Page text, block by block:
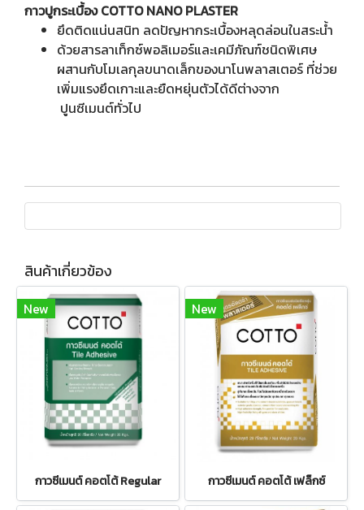
กาวปูกระเบื้อง COTTO NANO PLASTER
ยึดติดแน่นสนิท ลดปัญหากระเบื้องหลุดล่อนในสระน้ำ
ด้วยสารลาเท็กซ์พอลิเมอร์และเคมีภัณฑ์ชนิดพิเศษ
ผสานกับโมเลกุลขนาดเล็กของนาโนพลาสเตอร์ ที่ช่วย
เพิ่มแรงยึดเกาะและยืดหยุ่นตัวได้ดีต่างจาก
ปูนซีเมนต์ทั่วไป
สินค้าเกี่ยวข้อง
New
กาวซีเมนต์ คอตโต้ Regular
New
กาวซีเมนต์ คอตโต้ เฟล็กซ์